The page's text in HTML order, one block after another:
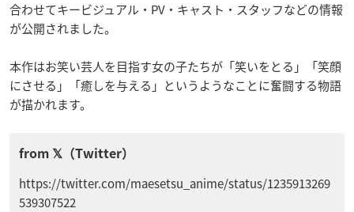
合わせてキービジュアル・PV・キャスト・スタッフなどの情報
が公開されました。
本作はお笑い芸人を目指す女の子たちが「笑いをとる」「笑顔
にさせる」「癒しを与える」というようなことに奮闘する物語
が描かれます。
https://twitter.com/maesetsu_anime/status/1235913269
539307522